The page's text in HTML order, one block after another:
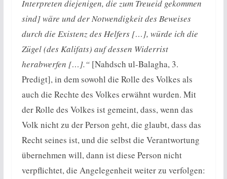
Interpreten diejenigen, die zum Treueid gekommen
sind] wäre und der Notwendigkeit des Beweises
durch die Existenz des Helfers […], würde ich die
Zügel (des Kalifats) auf dessen Widerrist
herabwerfen […].“[Nahdsch ul-Balagha, 3.
Predigt], in dem sowohl die Rolle des Volkes als
auch die Rechte des Volkes erwähnt wurden. Mit
der Rolle des Volkes ist gemeint, dass, wenn das
Volk nicht zu der Person geht, die glaubt, dass das
Recht seines ist, und die selbst die Verantwortung
übernehmen will, dann ist diese Person nicht
verpflichtet, die Angelegenheit weiter zu verfolgen: